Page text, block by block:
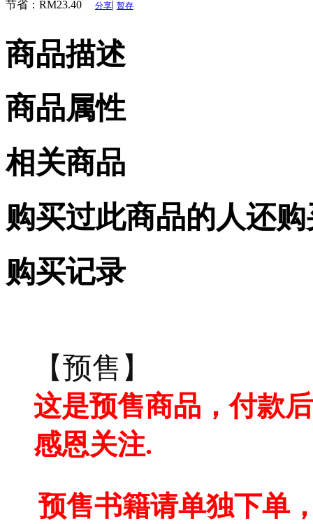
节省： RM23.40 分享| 暂存
商品描述
商品属性
相关商品
购买过此商品的人还
购买记录
【预售】
这是预售商品，付款
感恩关注.
预售书籍请单独下单